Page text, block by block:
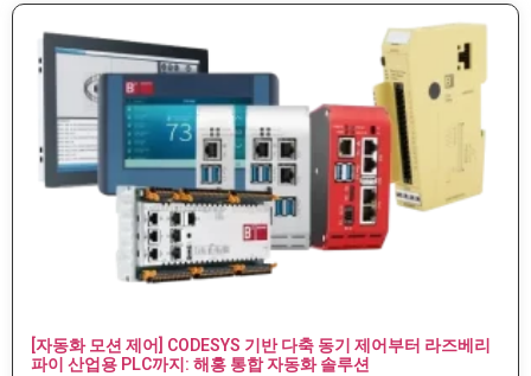
[자동화 모션 제어] CODESYS 기반 다축 동기 제어부터 라즈베리
파이 산업용 PLC까지: 해홍 통합 자동화 솔루션